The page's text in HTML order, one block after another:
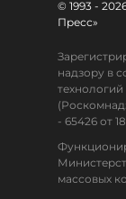
© 1993 -
Пресс»
надзору в
- 65426 от
массовых